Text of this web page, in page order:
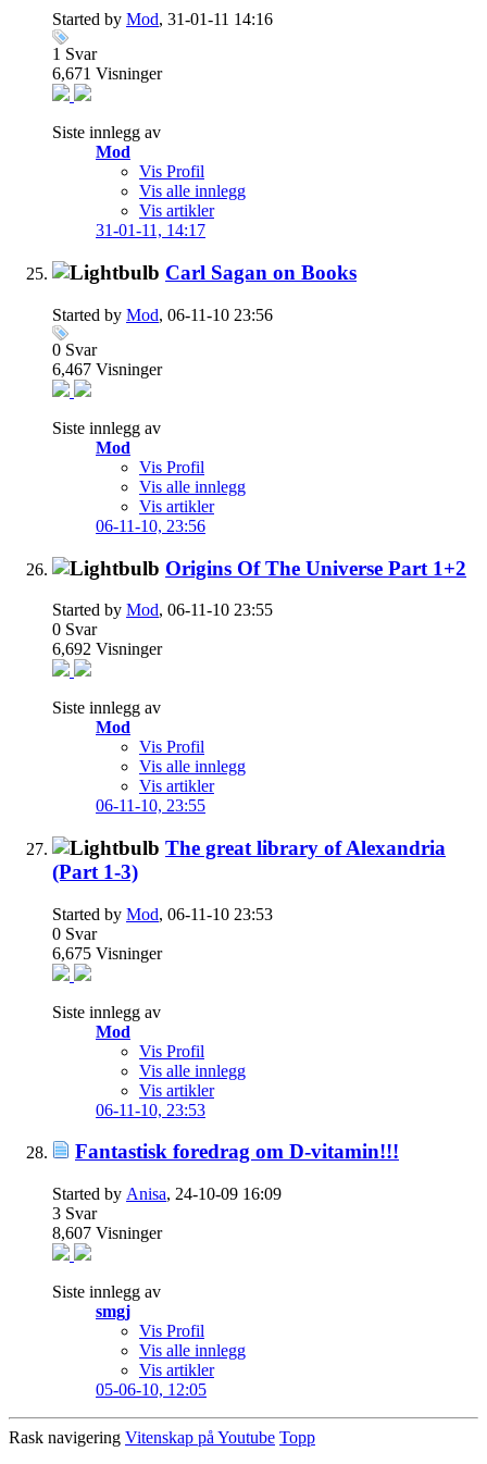
Started by Mod, 31-01-11 14:16
1 Svar
6,671 Visninger
Siste innlegg av
Mod
Vis Profil
Vis alle innlegg
Vis artikler
31-01-11, 14:17
Carl Sagan on Books
Started by Mod, 06-11-10 23:56
0 Svar
6,467 Visninger
Siste innlegg av
Mod
Vis Profil
Vis alle innlegg
Vis artikler
06-11-10, 23:56
Origins Of The Universe Part 1+2
Started by Mod, 06-11-10 23:55
0 Svar
6,692 Visninger
Siste innlegg av
Mod
Vis Profil
Vis alle innlegg
Vis artikler
06-11-10, 23:55
The great library of Alexandria
(Part 1-3)
Started by Mod, 06-11-10 23:53
0 Svar
6,675 Visninger
Siste innlegg av
Mod
Vis Profil
Vis alle innlegg
Vis artikler
06-11-10, 23:53
Fantastisk foredrag om D-vitamin!!!
Started by Anisa, 24-10-09 16:09
3 Svar
8,607 Visninger
Siste innlegg av
smgj
Vis Profil
Vis alle innlegg
Vis artikler
05-06-10, 12:05
Rask navigering Vitenskap på Youtube Topp